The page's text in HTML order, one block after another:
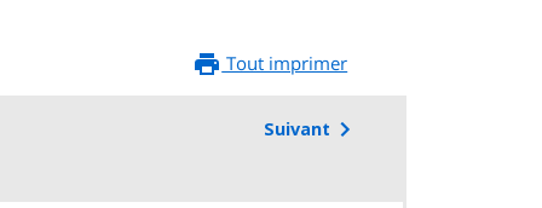
Tout imprimer
Suivant